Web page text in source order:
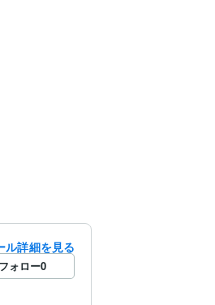
ル詳細を見る
フォロー0